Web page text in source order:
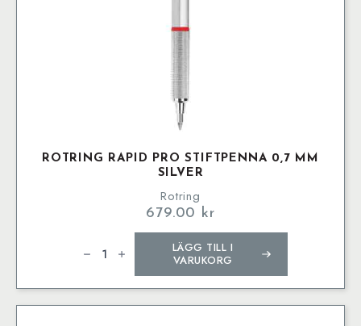
ROTRING RAPID PRO STIFTPENNA 0,7 MM
SILVER
Rotring
679.00 kr
Rapid
Pro
mm
Silver
LÄGG TILL I
VARUKORG